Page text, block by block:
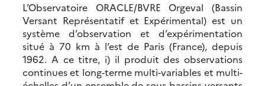
L’Observatoire ORACLE/BVRE Orgeval (Bassin
Versant Représentatif et Expérimental) est un
système d’observation et d’expérimentation
situé à 70 km à l’est de Paris (France), depuis
1962. A ce titre, i) il produit des observations
continues et long-terme multi-variables et multi-